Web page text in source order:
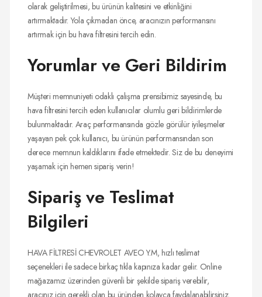
olarak geliştirilmesi, bu ürünün kalitesini ve etkinliğini
artırmaktadır. Yola çıkmadan önce, aracınızın performansını
artırmak için bu hava filtresini tercih edin.
Yorumlar ve Geri Bildirim
Müşteri memnuniyeti odaklı çalışma prensibimiz sayesinde, bu
hava filtresini tercih eden kullanıcılar olumlu geri bildirimlerde
bulunmaktadır. Araç performansında gözle görülür iyileşmeler
yaşayan pek çok kullanıcı, bu ürünün performansından son
derece memnun kaldıklarını ifade etmektedir. Siz de bu deneyimi
yaşamak için hemen sipariş verin!
Sipariş ve Teslimat
Bilgileri
HAVA FİLTRESİ CHEVROLET AVEO Y.M, hızlı teslimat
seçenekleri ile sadece birkaç tıkla kapınıza kadar gelir. Online
mağazamız üzerinden güvenli bir şekilde sipariş verebilir,
aracınız için gerekli olan bu üründen kolayca faydalanabilirsiniz.